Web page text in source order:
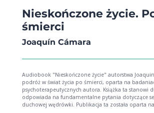
Nieskończone życie.
śmierci
Joaquín Cámara
Audiobook "Nieskończone życie" autorstwa
podróż w świat życia po śmierci, oparta na
psychoterapeutycznych autora. Książka ta
odpowiada na fundamentalne pytania dotyczące
duchowej wędrówki. Publikacja ta została oparta na najważniejszych badaniach i